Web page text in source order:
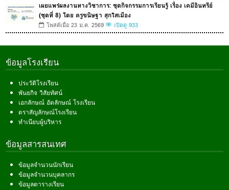
เผยแพร่ผลงานทางวิชาการ: ชุดกิจกรรมการเรียนรู้ เรื่อง เคมีอินทรีย์
(ชุดที่ 8) โดย ครูขนิษฐา สุกใสเมือง
โพสต์เมื่อ 23 ม.ค. 2569 เปิดดู 933
ข้อมูลโรงเรียน
ประวัติโรงเรียน
พันธกิจ วิสัยทัศน์
เอกลักษณ์ อัตลักษณ์ โรงเรียน
ตราสัญลักษณ์โรงเรียน
ทำเนียบผู้บริหาร
ข้อมูลสารสนเทศ
ข้อมูลจำนวนนักเรียน
ข้อมูลจำนวนบุคลากร
ข้อมูลตารางเรียน